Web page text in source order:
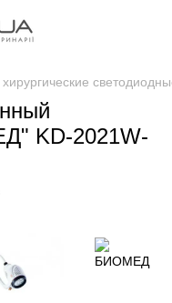
KD-2021W-